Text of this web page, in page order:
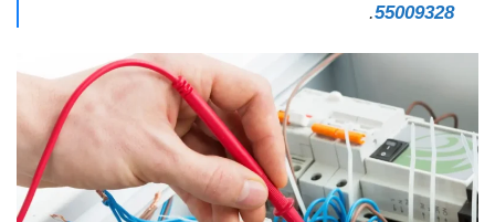
55009328
.